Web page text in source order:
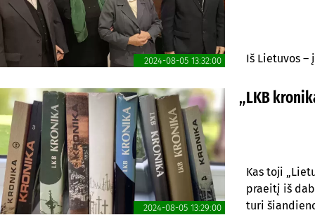
Iš Lietuvos –
2024-08-05 13:32:00
„LKB
Kas toji
praeitį iš
turi
2024-08-05 13:29:00